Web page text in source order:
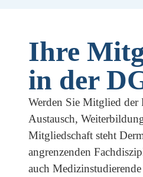
Ihre
in der
Werden Sie Mitglied
Austausch,
Mitgliedschaft steht
angrenzenden
auch